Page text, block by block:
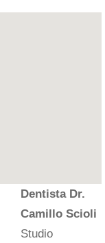
Dentista Dr.
Camillo Scioli
Studio